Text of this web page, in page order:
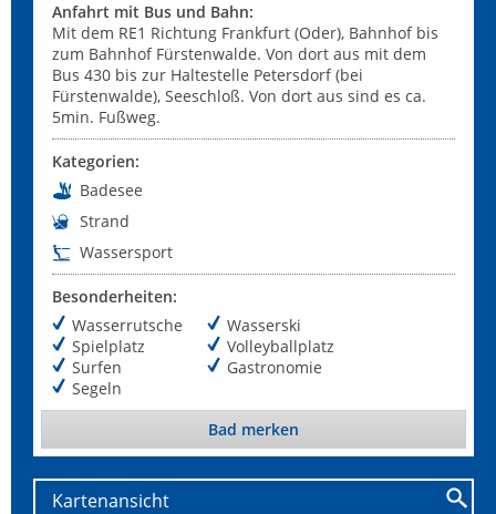
Anfahrt mit Bus und Bahn:
Mit dem RE1 Richtung Frankfurt (Oder), Bahnhof bis
zum Bahnhof Fürstenwalde. Von dort aus mit dem
Bus 430 bis zur Haltestelle Petersdorf (bei
Fürstenwalde), Seeschloß. Von dort aus sind es ca.
5min. Fußweg.
Kategorien:
Badesee
Strand
Wassersport
Besonderheiten:
Wasserrutsche
Spielplatz
Surfen
Segeln
Wasserski
Volleyballplatz
Gastronomie
Bad merken
Kartenansicht